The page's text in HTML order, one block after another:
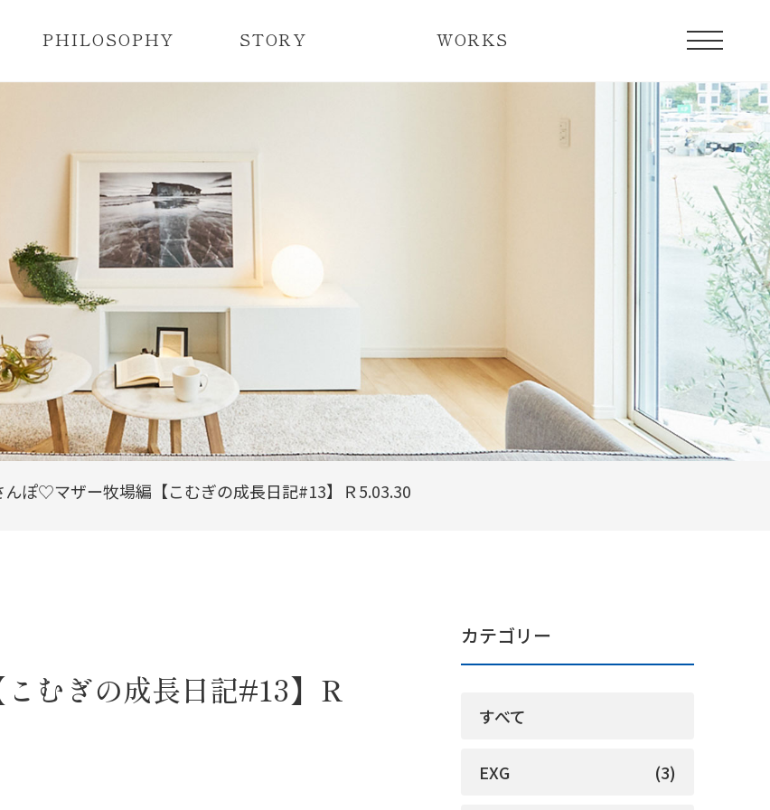
PHILOSOPHY STORY WORKS
現在販売中のレディメイド住宅
んぽ♡マザー牧場編【こむぎの成長日記#13】Ｒ5.03.30
むぎの成長日記#13】Ｒ
カテゴリー
すべて
EXG (3)